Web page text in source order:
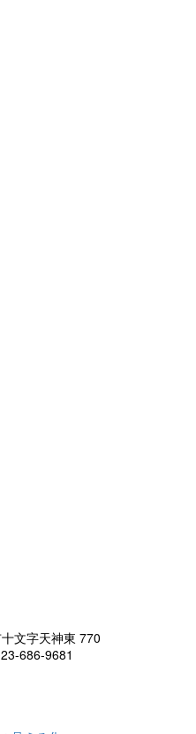
文字天神東 770
686-9681